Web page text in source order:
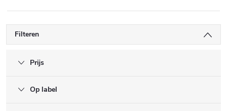
Filteren
Prijs
Op label